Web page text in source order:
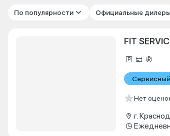
По популярности Официальные дилеры
FIT
Нет
г.